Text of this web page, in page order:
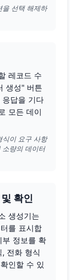
을 선택 해제하
레코드 수
생성" 버튼
응답을 기다
모든 데이
식이 요구 사항
소량의 데이터
확인
생성기는
를 표시합
부 정보를 확
전화 형식
인할 수 있